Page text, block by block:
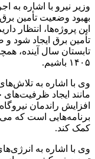
بهبود وضعیت تأمین
این پروژه‌ها، انتظار
تأمین برق ایجاد شود و
تابستان سال آینده،
١۴٠۵ باشیم.
وی با اشاره به
مانند ایجاد ظرفیت‌های
افزایش راندمان
برنامه‌هایی است که
کمک کند.
وی با اشاره به